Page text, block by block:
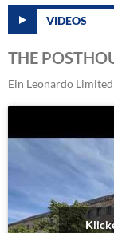
VIDEOS
THE
Ein Leonardo